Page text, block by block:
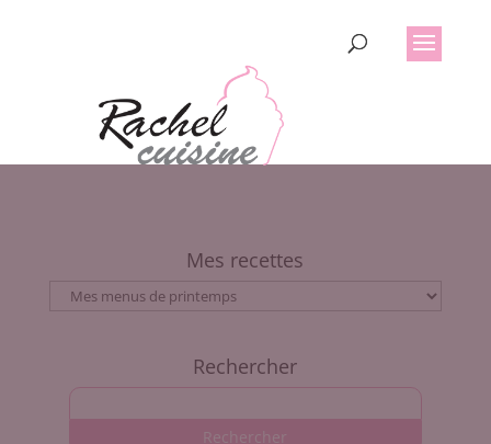
Mes recettes
Mes
Rechercher